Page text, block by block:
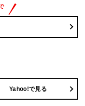
Yahoo!で見る